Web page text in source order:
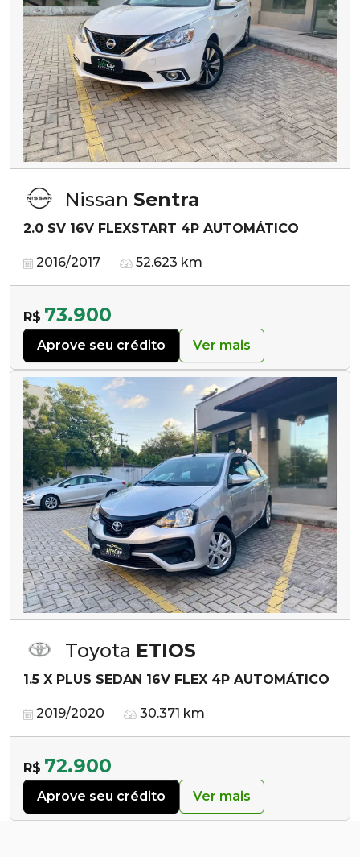
Nissan Sentra
2.0 SV 16V FLEXSTART 4P AUTOMÁTICO
2016/2017 52.623 km
R$ 73.900
Aprove seu crédito Ver mais
Toyota ETIOS
1.5 X PLUS SEDAN 16V FLEX 4P AUTOMÁTICO
2019/2020 30.371 km
R$ 72.900
Aprove seu crédito Ver mais